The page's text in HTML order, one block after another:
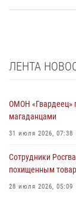
ЛЕНТА
ОМОН «Гвардеец»
магаданцами
31 июля 2026, 07:38
Сотрудники
похищенным
28 июля 2026, 05:09